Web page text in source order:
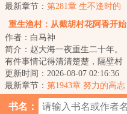
中专在读。他满...
最新章节： 第281章 生不逢时的
《神话》
重生渔村：从截胡村花阿香开始
作者：白马神
简介：赵大海一夜重生二十年。
有件事情记得清清楚楚，隔壁村
的村花阿香，贤良淑德，持家有
道育儿有方，三...
更新时间：2026-08-07 02:16:36
最新章节： 第1943章 努力的高志
书名：